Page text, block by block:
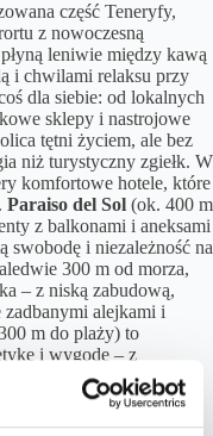
część Teneryfy,
z nowoczesną
leniwie między kawą
i chwilami relaksu przy
dla siebie: od lokalnych
sklepy i nastrojowe
tętni życiem, ale bez
niż turystyczny zgiełk. W
komfortowe hotele, które
Paraiso del Sol (ok. 400 m
z balkonami i aneksami
swobodę i niezależność na
300 m od morza,
– z niską zabudową,
zadbanymi alejkami i
m do plaży) to
i wygodę – z
dostępem do lokalnych
jest 600 m od plaży i
oraz ofertą all